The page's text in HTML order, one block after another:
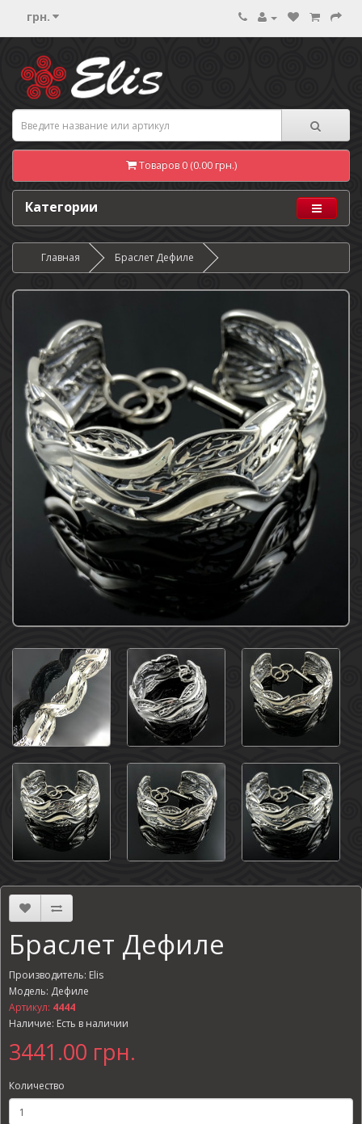
грн.
Товаров 0 (0.00 грн.)
Категории
Главная Браслет Дефиле
Браслет Дефиле
Производитель: Elis
Модель: Дефиле
Артикул: 4444
Наличие: Есть в наличии
3441.00 грн.
Количество